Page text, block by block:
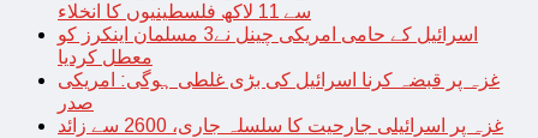
سے 11 لاکھ فلسطینیوں کا انخلاء
اسرائیل کے حامی امریکی چینل نے3 مسلمان اینکرز کو
معطل کردیا
غزہ پر قبضہ کرنا اسرائیل کی بڑی غلطی ہوگی: امریکی
صدر
غزہ پر اسرائیلی جارحیت کا سلسلہ جاری، 2600 سے زائد